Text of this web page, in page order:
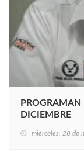
PROGRAMAN
DICIEMBRE
miércoles, 28 de